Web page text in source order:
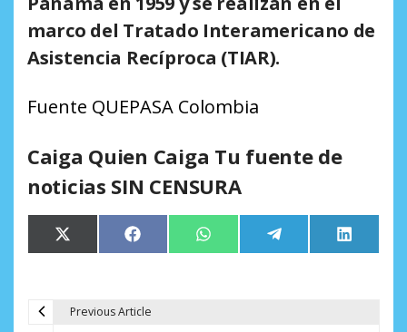
marco del Tratado Interamericano de
Asistencia Recíproca (TIAR).
Fuente QUEPASA Colombia
Caiga Quien Caiga Tu fuente de
noticias SIN CENSURA
Compartir
en
X
(Twitter)
Compartir
en
Facebook Compartir
en
WhatsApp Compartir
en
Telegram
en
LinkedIn
Previous Article